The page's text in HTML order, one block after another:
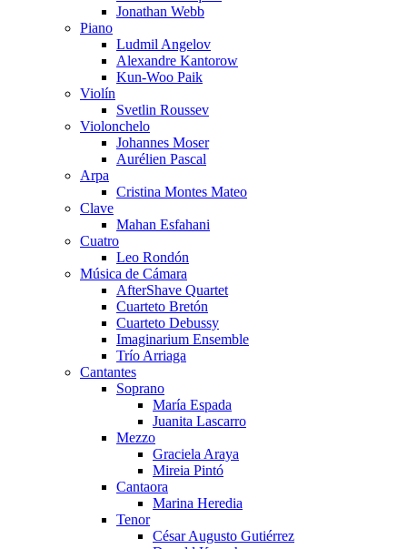
Jonathan Webb
Piano
Ludmil Angelov
Alexandre Kantorow
Kun-Woo Paik
Violín
Svetlin Roussev
Violonchelo
Johannes Moser
Aurélien Pascal
Arpa
Cristina Montes Mateo
Clave
Mahan Esfahani
Cuatro
Leo Rondón
Música de Cámara
AfterShave Quartet
Cuarteto Bretón
Cuarteto Debussy
Imaginarium Ensemble
Trío Arriaga
Cantantes
Soprano
María Espada
Juanita Lascarro
Mezzo
Graciela Araya
Mireia Pintó
Cantaora
Marina Heredia
Tenor
César Augusto Gutiérrez